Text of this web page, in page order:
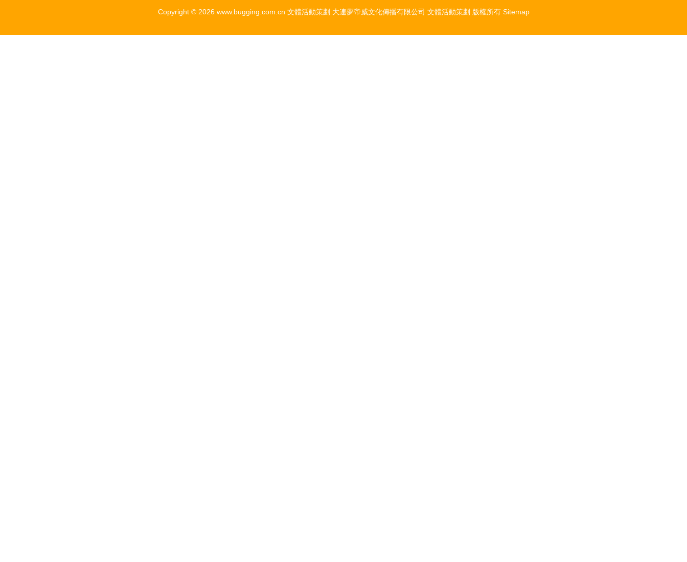
Copyright © 2026 www.bugging.com.cn 文體活動策劃 大連夢帝威文化傳播有限公司 文體活動策劃 版權所有 Sitemap